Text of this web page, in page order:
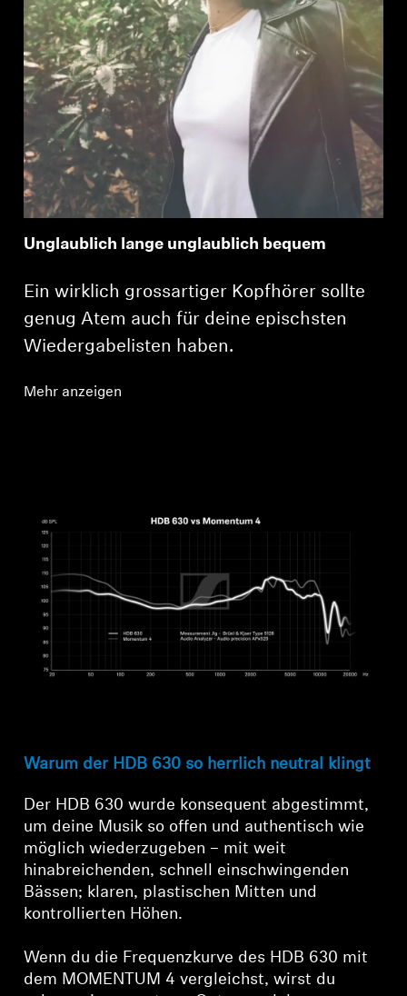
Unglaublich lange unglaublich bequem
Ein wirklich grossartiger Kopfhörer sollte
genug Atem auch für deine epischsten
Wiedergabelisten haben.
Mehr anzeigen
Warum der HDB 630 so herrlich neutral klingt
Der HDB 630 wurde konsequent abgestimmt,
um deine Musik so offen und authentisch wie
möglich wiederzugeben – mit weit
hinabreichenden, schnell einschwingenden
Bässen; klaren, plastischen Mitten und
kontrollierten Höhen.
Wenn du die Frequenzkurve des HDB 630 mit
dem MOMENTUM 4 vergleichst, wirst du